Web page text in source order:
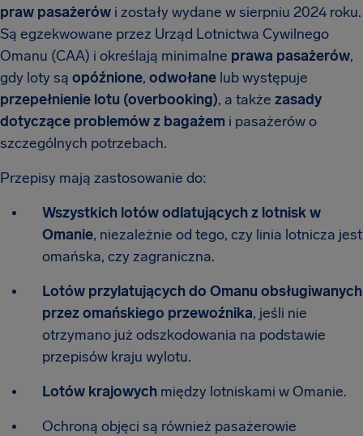
praw pasażerów i zostały wydane w sierpniu 2024 roku.
Są egzekwowane przez Urząd Lotnictwa Cywilnego
Omanu (CAA) i określają minimalne prawa pasażerów,
gdy loty są opóźnione, odwołane lub występuje
przepełnienie lotu (overbooking), a także zasady
dotyczące problemów z bagażem i pasażerów o
szczególnych potrzebach.
Przepisy mają zastosowanie do:
Wszystkich lotów odlatujących z lotnisk w
Omanie, niezależnie od tego, czy linia lotnicza jest
omańska, czy zagraniczna.
Lotów przylatujących do Omanu obsługiwanych
przez omańskiego przewoźnika, jeśli nie
otrzymano już odszkodowania na podstawie
przepisów kraju wylotu.
Lotów krajowych między lotniskami w Omanie.
Ochroną objęci są również pasażerowie